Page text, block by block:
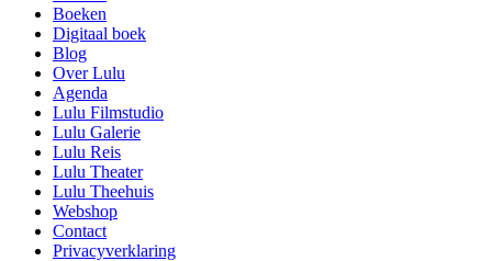
Boeken
Digitaal boek
Blog
Over Lulu
Agenda
Lulu Filmstudio
Lulu Galerie
Lulu Reis
Lulu Theater
Lulu Theehuis
Webshop
Contact
Privacyverklaring